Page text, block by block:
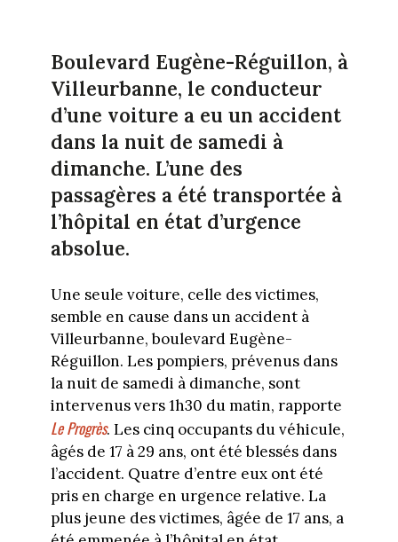
Boulevard Eugène-Réguillon, à
Villeurbanne, le conducteur
d’une voiture a eu un accident
dans la nuit de samedi à
dimanche. L’une des
passagères a été transportée à
l’hôpital en état d’urgence
absolue.
Une seule voiture, celle des victimes,
semble en cause dans un accident à
Villeurbanne, boulevard Eugène-
Réguillon. Les pompiers, prévenus dans
la nuit de samedi à dimanche, sont
intervenus vers 1h30 du matin, rapporte
Le Progrès. Les cinq occupants du véhicule,
âgés de 17 à 29 ans, ont été blessés dans
l’accident. Quatre d’entre eux ont été
pris en charge en urgence relative. La
plus jeune des victimes, âgée de 17 ans, a